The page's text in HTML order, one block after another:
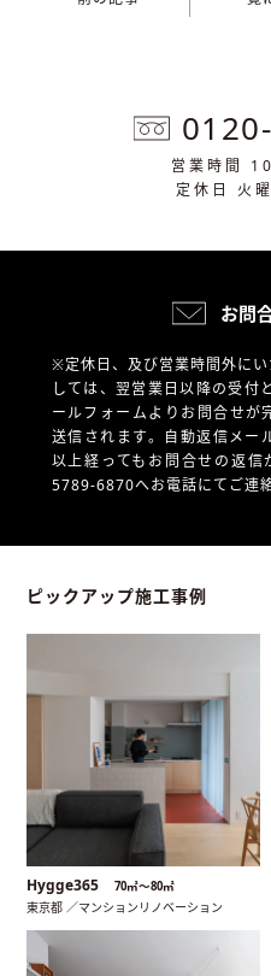
営業時間
定休日 火
お問
※定休日、及び営業時間外に
しては、翌営業日以降の受付
ールフォームよりお問合せが
送信されます。自動返信メー
以上経ってもお問合せの返
5789-6870へお電話にてご連絡
ピックアップ施工事例
Hygge365 70㎡〜80㎡
東京都 ／マンションリノベーション